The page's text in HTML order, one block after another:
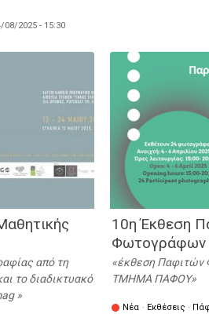
08/2025 - 15:30
από τη
το διαδικτυακό
10η Έκθεση
Φωτογράφων
έκθεση Παφιτών
ΤΜΗΜΑ ΠΑΦΟΥ
Νέα · Εκθέσεις ·